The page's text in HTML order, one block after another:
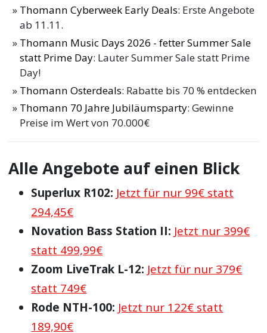
Thomann Cyberweek Early Deals: Erste Angebote
ab 11.11.
Thomann Music Days 2026 - fetter Summer Sale
statt Prime Day: Lauter Summer Sale statt Prime
Day!
Thomann Osterdeals: Rabatte bis 70 % entdecken
Thomann 70 Jahre Jubiläumsparty: Gewinne
Preise im Wert von 70.000€
Alle Angebote auf einen Blick
Superlux R102: Jetzt für nur 99€ statt
294,45€
Novation Bass Station II: Jetzt nur 399€
statt 499,99€
Zoom LiveTrak L-12: Jetzt für nur 379€
statt 749€
Rode NTH-100: Jetzt nur 122€ statt
189,90€